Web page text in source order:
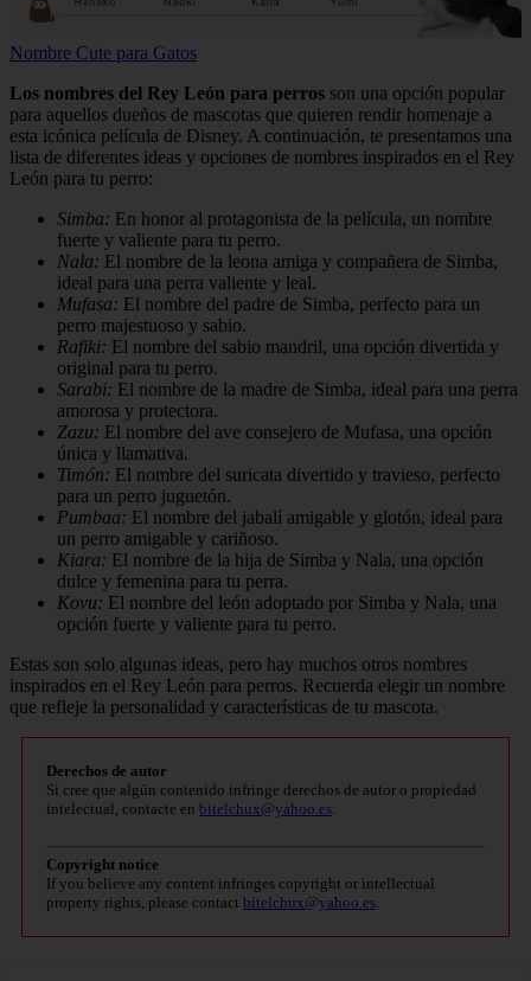
Nombre Cute para Gatos
Los nombres del Rey León para perros son una opción popular
para aquellos dueños de mascotas que quieren rendir homenaje a
esta icónica película de Disney. A continuación, te presentamos una
lista de diferentes ideas y opciones de nombres inspirados en el Rey
León para tu perro:
Simba: En honor al protagonista de la película, un nombre
fuerte y valiente para tu perro.
Nala: El nombre de la leona amiga y compañera de Simba,
ideal para una perra valiente y leal.
Mufasa: El nombre del padre de Simba, perfecto para un
perro majestuoso y sabio.
Rafiki: El nombre del sabio mandril, una opción divertida y
original para tu perro.
Sarabi: El nombre de la madre de Simba, ideal para una perra
amorosa y protectora.
Zazu: El nombre del ave consejero de Mufasa, una opción
única y llamativa.
Timón: El nombre del suricata divertido y travieso, perfecto
para un perro juguetón.
Pumbaa: El nombre del jabalí amigable y glotón, ideal para
un perro amigable y cariñoso.
Kiara: El nombre de la hija de Simba y Nala, una opción
dulce y femenina para tu perra.
Kovu: El nombre del león adoptado por Simba y Nala, una
opción fuerte y valiente para tu perro.
Estas son solo algunas ideas, pero hay muchos otros nombres
inspirados en el Rey León para perros. Recuerda elegir un nombre
que refleje la personalidad y características de tu mascota.
Derechos de autor
Si cree que algún contenido infringe derechos de autor o propiedad
intelectual, contacte en bitelchux@yahoo.es.
Copyright notice
If you believe any content infringes copyright or intellectual
property rights, please contact bitelchux@yahoo.es.